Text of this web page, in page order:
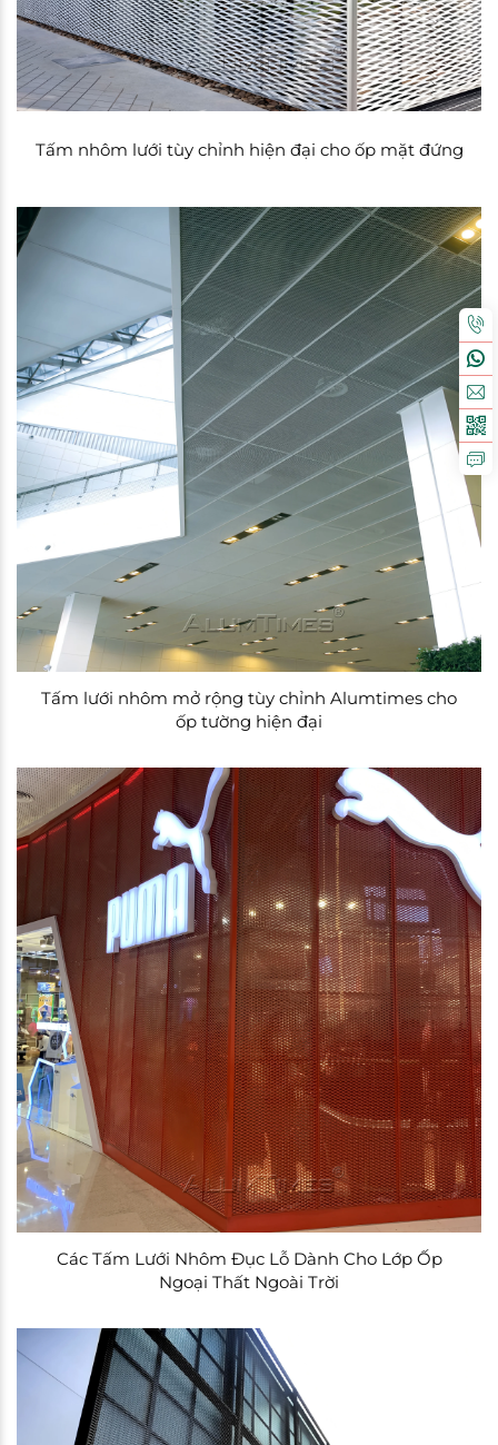
Tấm nhôm lưới tùy chỉnh hiện đại cho ốp mặt đứng
Tấm lưới nhôm mở rộng tùy chỉnh Alumtimes cho
ốp tường hiện đại
Các Tấm Lưới Nhôm Đục Lỗ Dành Cho Lớp Ốp
Ngoại Thất Ngoài Trời